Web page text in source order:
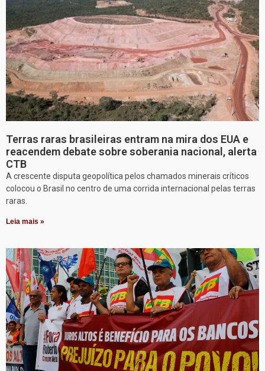
Terras raras brasileiras entram na mira dos EUA e
reacendem debate sobre soberania nacional, alerta
CTB
A crescente disputa geopolítica pelos chamados minerais críticos
colocou o Brasil no centro de uma corrida internacional pelas terras
raras.
Leia mais »